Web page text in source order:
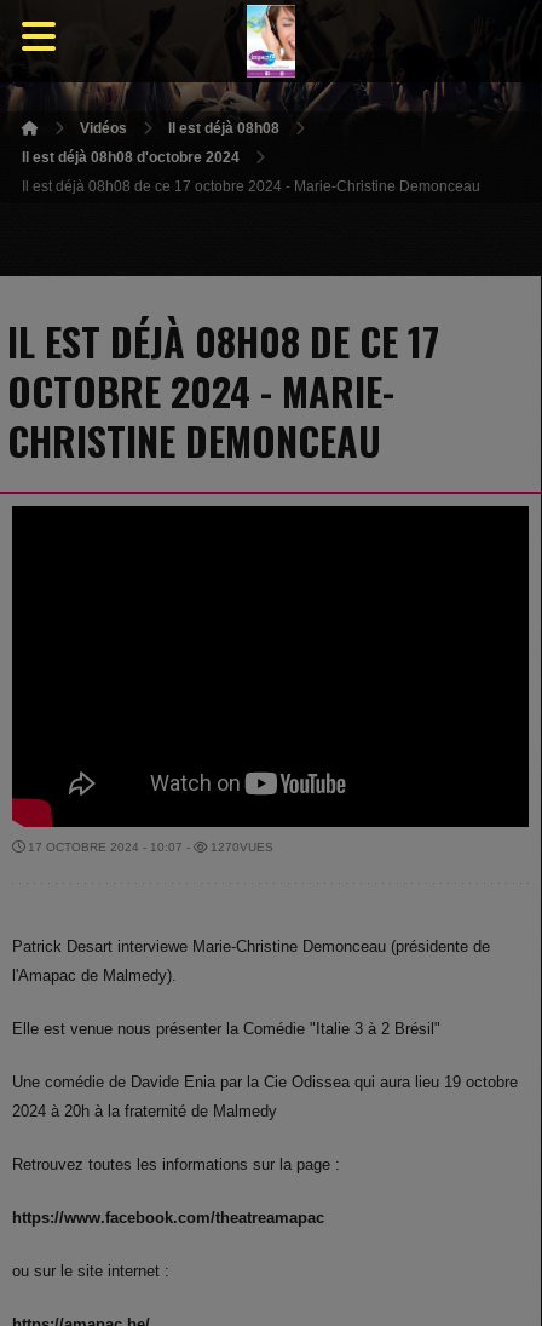
Vidéos
Il est déjà 08h08
Il est déjà 08h08 d'octobre 2024
Il est déjà 08h08 de ce 17 octobre 2024 - Marie-Christine Demonceau
IL EST DÉJÀ 08H08 DE CE 17
OCTOBRE 2024 - MARIE-
CHRISTINE DEMONCEAU
17 OCTOBRE 2024 - 10:07 - 1270VUES
Patrick Desart interviewe Marie-Christine Demonceau (présidente de
l'Amapac de Malmedy).
Elle est venue nous présenter la Comédie "Italie 3 à 2 Brésil"
Une comédie de Davide Enia par la Cie Odissea qui aura lieu 19 octobre
2024 à 20h à la fraternité de Malmedy
Retrouvez toutes les informations sur la page :
https://www.facebook.com/theatreamapac
ou sur le site internet :